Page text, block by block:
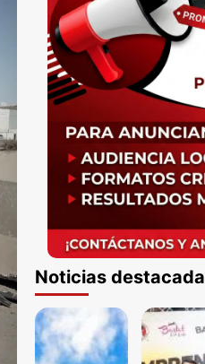
Noticias